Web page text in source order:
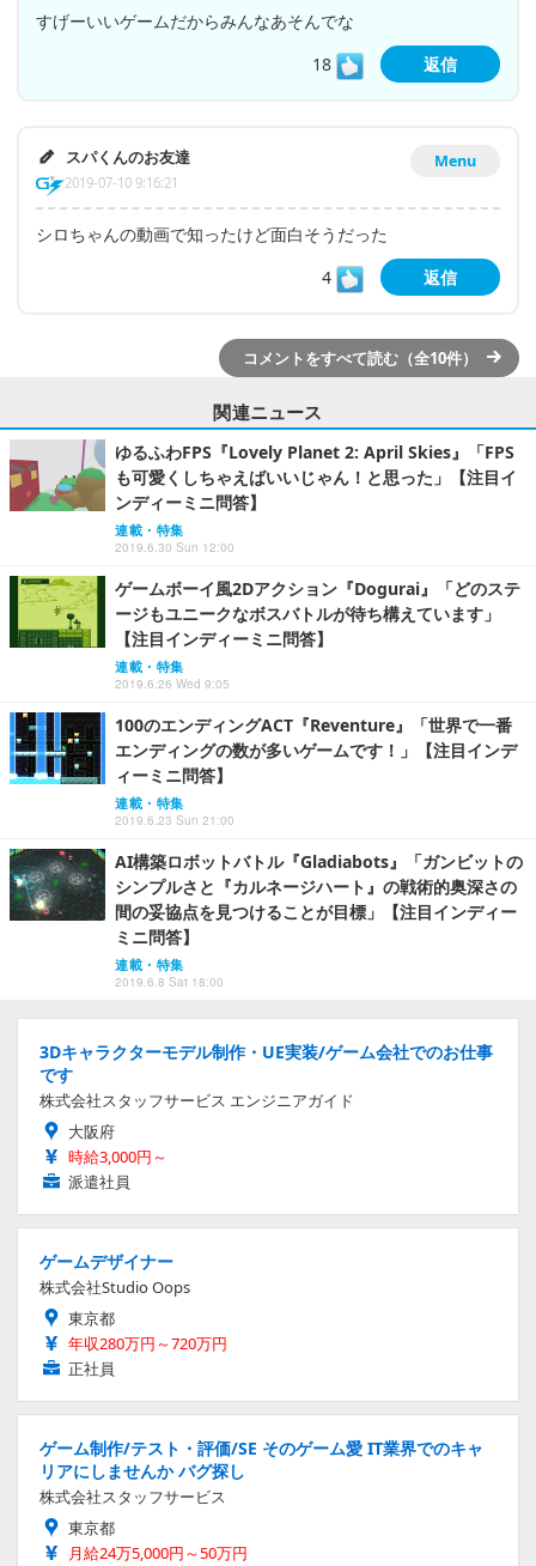
すげーいいゲームだからみんなあそんでな
18
返信
Menu
スパくんのお友達
2019-07-10 9:16:21
シロちゃんの動画で知ったけど面白そうだった
4
返信
コメントをすべて読む（全10件）
関連ニュース
ゆるふわFPS『Lovely Planet 2: April Skies』「FPS
も可愛くしちゃえばいいじゃん！と思った」【注目イ
ンディーミニ問答】
連載・特集
2019.6.30 Sun 12:00
ゲームボーイ風2Dアクション『Dogurai』「どのステ
ージもユニークなボスバトルが待ち構えています」
【注目インディーミニ問答】
連載・特集
2019.6.26 Wed 9:05
100のエンディングACT『Reventure』「世界で一番
エンディングの数が多いゲームです！」【注目インデ
ィーミニ問答】
連載・特集
2019.6.23 Sun 21:00
AI構築ロボットバトル『Gladiabots』「ガンビットの
シンプルさと『カルネージハート』の戦術的奥深さの
間の妥協点を見つけることが目標」【注目インディー
ミニ問答】
連載・特集
2019.6.8 Sat 18:00
3Dキャラクターモデル制作・UE実装/ゲーム会社でのお仕事
です
株式会社スタッフサービス エンジニアガイド
大阪府
時給3,000円～
派遣社員
ゲームデザイナー
株式会社Studio Oops
東京都
年収280万円～720万円
正社員
ゲーム制作/テスト・評価/SE そのゲーム愛 IT業界でのキャ
リアにしませんか バグ探し
株式会社スタッフサービス
東京都
月給24万5,000円～50万円